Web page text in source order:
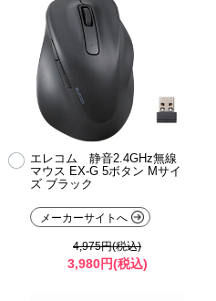
エレコム 静音2.4GHz無線
マウス EX-G 5ボタン Mサイ
ズ ブラック
メーカーサイトへ
4,975円(税込)
3,980円(税込)